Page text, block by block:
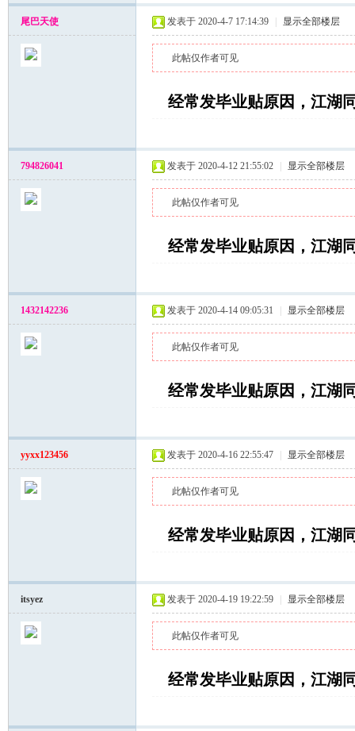
尾巴天使 发表于 2020-4-7 17:14:39 显示全部楼层
此帖仅作者可见
经常发毕业贴原因，江湖
794826041 发表于 2020-4-12 21:55:02 显示全部楼层
此帖仅作者可见
经常发毕业贴原因，江湖
1432142236 发表于 2020-4-14 09:05:31 显示全部楼层
此帖仅作者可见
经常发毕业贴原因，江湖
yyxx123456 发表于 2020-4-16 22:55:47 显示全部楼层
此帖仅作者可见
经常发毕业贴原因，江湖
itsyez 发表于 2020-4-19 19:22:59 显示全部楼层
此帖仅作者可见
经常发毕业贴原因，江湖